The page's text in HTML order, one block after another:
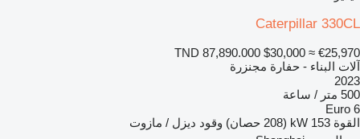
Caterpillar 330CL
TND 87,890.000 $30,000 ≈ €25,970
آلات البناء - حفارة مجنزرة
2023
500 متر / ساعة
Euro 6
القوة 153 kW (208 حصان) وقود ديزل / مازوت